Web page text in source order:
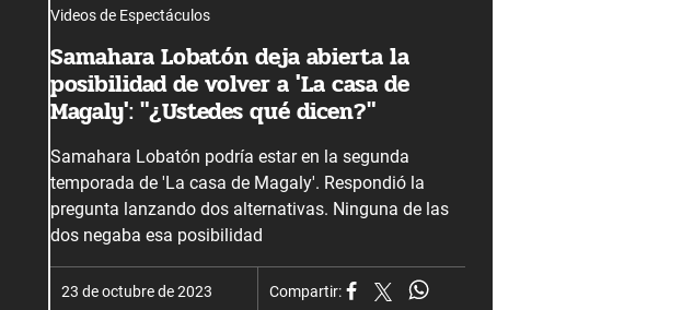
Videos de Espectáculos
Samahara Lobatón deja abierta la
posibilidad de volver a 'La casa de
Magaly': "¿Ustedes qué dicen?"
Samahara Lobatón podría estar en la segunda
temporada de 'La casa de Magaly'. Respondió la
pregunta lanzando dos alternativas. Ninguna de las
dos negaba esa posibilidad
23 de octubre de 2023 Compartir: